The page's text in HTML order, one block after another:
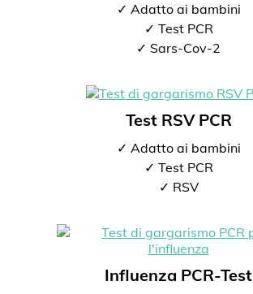
✓ Adatto ai bambini
✓ Test PCR
✓ Sars-Cov-2
Test RSV PCR
✓ Adatto ai bambini
✓ Test PCR
✓ RSV
Influenza PCR-Test